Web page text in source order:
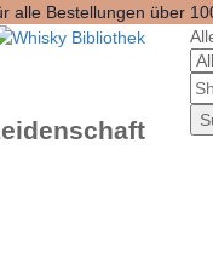
alle Bestellungen über